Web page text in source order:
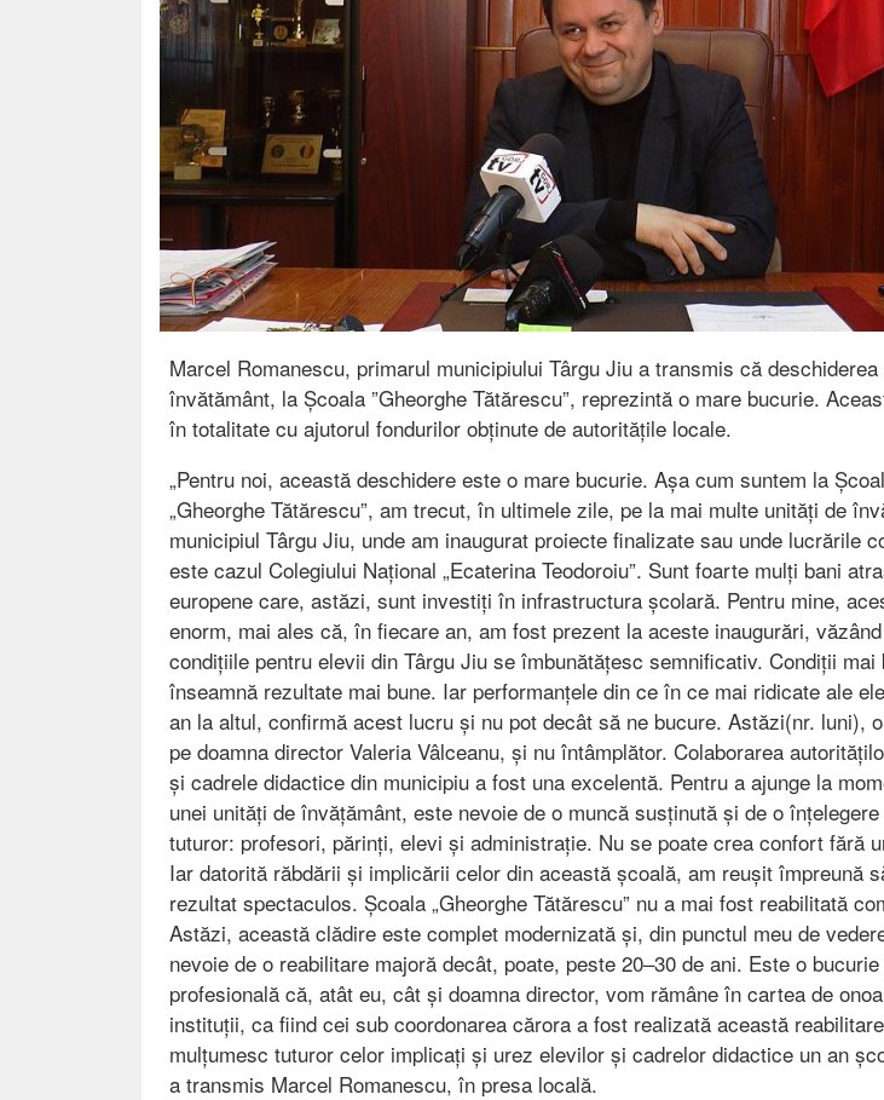
Marcel Romanescu, primarul municipiului Târgu Jiu a transmis că
învătământ, la Școala ”Gheorghe Tătărescu”, reprezintă o mare bucurie.
în totalitate cu ajutorul fondurilor obținute de autoritățile locale.
„Pentru noi, această deschidere este o mare bucurie. Așa cum suntem la
„Gheorghe Tătărescu”, am trecut, în ultimele zile, pe la mai multe unități de
municipiul Târgu Jiu, unde am inaugurat proiecte finalizate sau unde lucrările
este cazul Colegiului Național „Ecaterina Teodoroiu”. Sunt foarte mulți bani
europene care, astăzi, sunt investiți în infrastructura școlară. Pentru mine,
enorm, mai ales că, în fiecare an, am fost prezent la aceste inaugurări,
condițiile pentru elevii din Târgu Jiu se îmbunătățesc semnificativ. Condiții mai
înseamnă rezultate mai bune. Iar performanțele din ce în ce mai ridicate ale
an la altul, confirmă acest lucru și nu pot decât să ne bucure. Astăzi(nr. luni),
pe doamna director Valeria Vâlceanu, și nu întâmplător. Colaborarea
și cadrele didactice din municipiu a fost una excelentă. Pentru a ajunge la
unei unități de învățământ, este nevoie de o muncă susținută și de o
tuturor: profesori, părinți, elevi și administrație. Nu se poate crea confort fără
Iar datorită răbdării și implicării celor din această școală, am reușit împreună
rezultat spectaculos. Școala „Gheorghe Tătărescu” nu a mai fost reabilitată
Astăzi, această clădire este complet modernizată și, din punctul meu de
nevoie de o reabilitare majoră decât, poate, peste 20–30 de ani. Este o
profesională că, atât eu, cât și doamna director, vom rămâne în cartea de
instituții, ca fiind cei sub coordonarea cărora a fost realizată această
mulțumesc tuturor celor implicați și urez elevilor și cadrelor didactice un an
a transmis Marcel Romanescu, în presa locală.